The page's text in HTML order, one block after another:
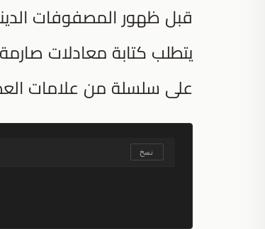
قبل ظهور المصفوفات
يتطلب كتابة معادلات
على سلسلة من علامات
نسخ